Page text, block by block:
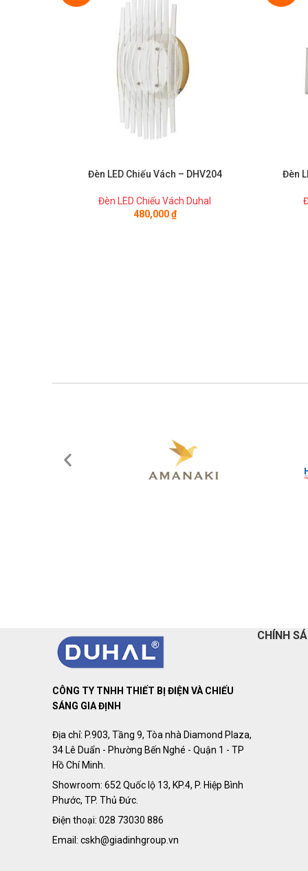
Đèn LED Chiếu Vách – DHV204
Đèn LED Chiếu Vách Duhal
480,000₫
Đèn
CÔNG TY TNHH THIẾT BỊ ĐIỆN VÀ CHIẾU
SÁNG GIA ĐỊNH
Địa chỉ: P.903, Tầng 9, Tòa nhà Diamond Plaza,
34 Lê Duẩn - Phường Bến Nghé - Quận 1 - TP
Hồ Chí Minh.
Showroom: 652 Quốc lộ 13, KP.4, P. Hiệp Bình
Phước, TP. Thủ Đức.
Điện thoại: 028 73030 886
Email: cskh@giadinhgroup.vn
CHÍNH